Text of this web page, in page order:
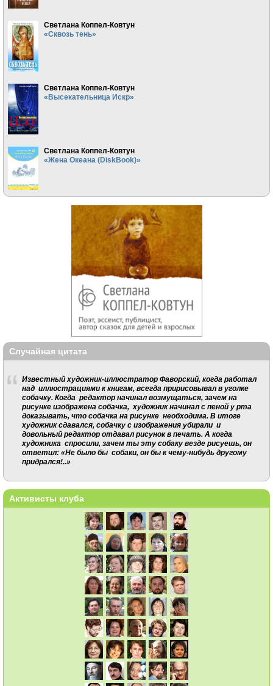
Светлана Коппел-Ковтун
«Сквозь тень»
Светлана Коппел-Ковтун
«Высекательница Искр»
Светлана Коппел-Ковтун
«Жена Океана (DiskBook)»
Случайная цитата
Известный художник-иллюстратор Фаворский, когда работал
над иллюстрациями к книгам, всегда пририсовывал в уголке
собачку. Когда редактор начинал возмущаться, зачем на
рисунке изображена собачка, художник начинал с пеной у рта
доказывать, что собачка на рисунке необходима. В итоге
художник сдавался, собачку с изображения убирали и
довольный редактор отдавал рисунок в печать. А когда
художника спросили, зачем ты эту собаку везде рисуешь, он
ответил: «Не было бы собаки, он бы к чему-нибудь другому
придрался!..»
Активисты клуба